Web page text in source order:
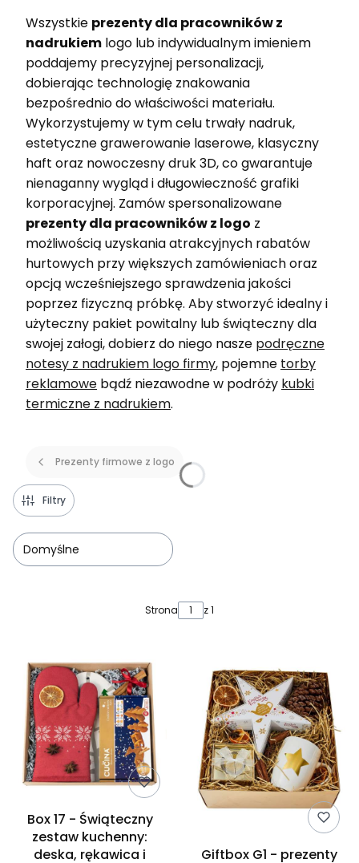
Wszystkie prezenty dla pracowników z
nadrukiem logo lub indywidualnym imieniem
poddajemy precyzyjnej personalizacji,
dobierając technologię znakowania
bezpośrednio do właściwości materiału.
Wykorzystujemy w tym celu trwały nadruk,
estetyczne grawerowanie laserowe, klasyczny
haft oraz nowoczesny druk 3D, co gwarantuje
nienaganny wygląd i długowieczność grafiki
korporacyjnej. Zamów spersonalizowane
prezenty dla pracowników z logo z
możliwością uzyskania atrakcyjnych rabatów
hurtowych przy większych zamówieniach oraz
opcją wcześniejszego sprawdzenia jakości
poprzez fizyczną próbkę. Aby stworzyć idealny i
użyteczny pakiet powitalny lub świąteczny dla
swojej załogi, dobierz do niego nasze podręczne
notesy z nadrukiem logo firmy, pojemne torby
reklamowe bądź niezawodne w podróży kubki
termiczne z nadrukiem.
Prezenty firmowe z logo
Filtry
Domyślne
Strona z 1
Box 17 - Świąteczny
zestaw kuchenny:
deska, rękawica i
Giftbox G1 - prezenty